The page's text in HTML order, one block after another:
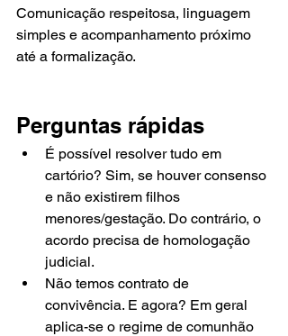
Comunicação respeitosa, linguagem
simples e acompanhamento próximo
até a formalização.
Perguntas rápidas
É possível resolver tudo em
cartório? Sim, se houver consenso
e não existirem filhos
menores/gestação. Do contrário, o
acordo precisa de homologação
judicial.
Não temos contrato de
convivência. E agora? Em geral
aplica-se o regime de comunhão